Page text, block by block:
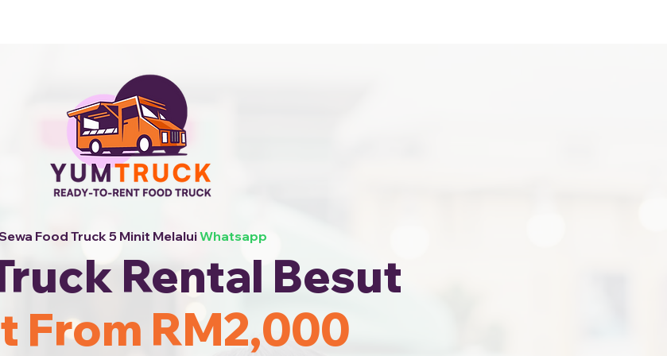
Food Truck 5 Minit MelaluiWhatsapp
Rental Besut
From RM2,000